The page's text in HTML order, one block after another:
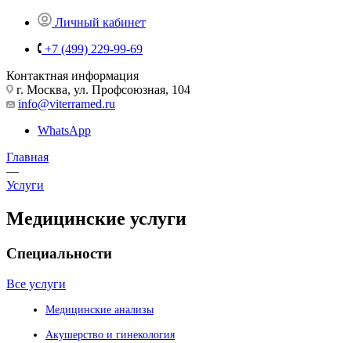
Личный кабинет
+7 (499) 229-99-69
Контактная информация
г. Москва, ул. Профсоюзная, 104
info@viterramed.ru
WhatsApp
Главная
—
Услуги
Медицинские услуги
Специальности
Все услуги
Медицинские анализы
Акушерство и гинекология